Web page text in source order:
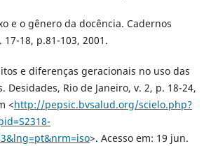
e o gênero da docência. Cadernos
18, p.81-103, 2001.
e diferenças geracionais no uso das
Desidades, Rio de Janeiro, v. 2, p. 18-24,
<http://pepsic.bvsalud.org/scielo.php?
>. Acesso em: 19 jun.